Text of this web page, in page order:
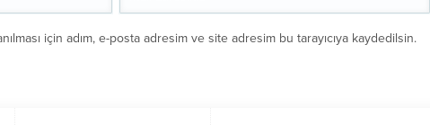
için adım, e-posta adresim ve site adresim bu tarayıcıya kaydedilsin.